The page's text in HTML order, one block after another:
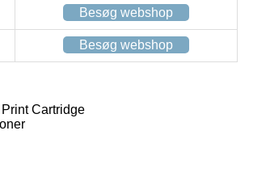
Besøg webshop
Besøg webshop
Cartridge